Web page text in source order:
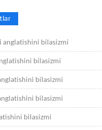
bilasizmi
bilasizmi
bilasizmi
bilasizmi
bilasizmi